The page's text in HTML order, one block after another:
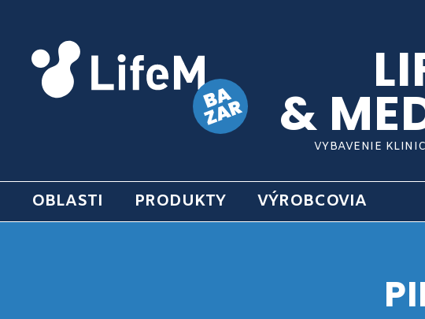
&
VYBAVENIE
OBLASTI PRODUKTY VÝROBCOVIA